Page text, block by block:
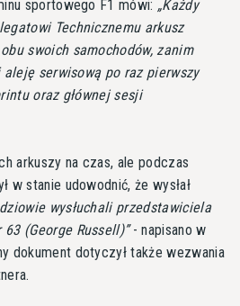
sportowego F1 mówi:
Każdy
Technicznemu arkusz
swoich samochodów, zanim
serwisową po raz pierwszy
oraz głównej sesji
arkuszy na czas, ale podczas
w stanie udowodnić, że wysłał
wysłuchali przedstawiciela
63 (George Russell) - napisano w
dokument dotyczył także wezwania